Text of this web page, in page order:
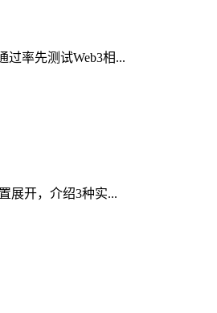
率先测试Web3相...
展开，介绍3种实...